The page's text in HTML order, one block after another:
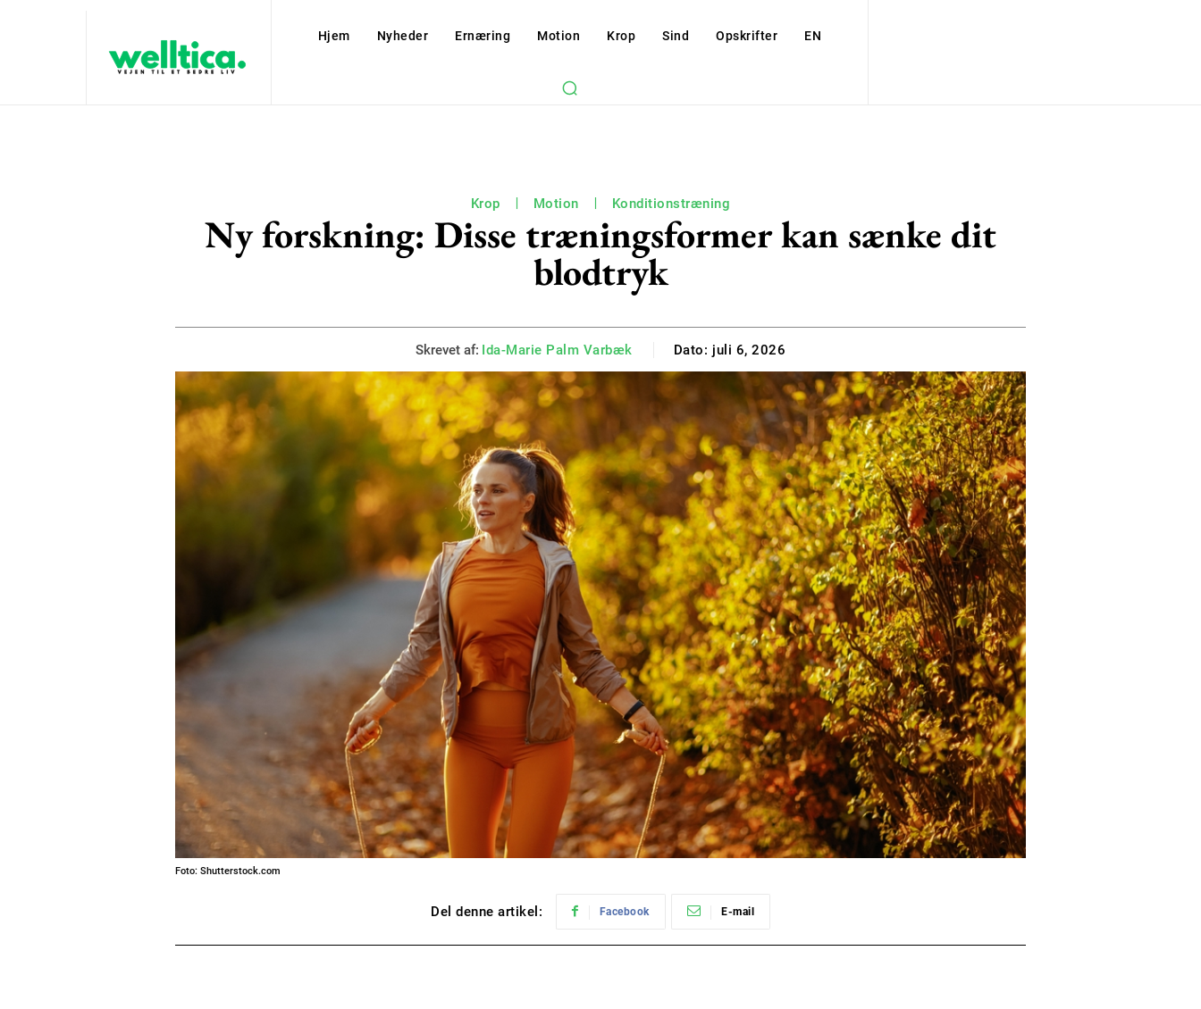
Hjem Nyheder Ernæring Motion Krop Sind Opskrifter EN
Krop Motion Konditionstræning
Ny forskning: Disse træningsformer kan sænke dit
blodtryk
Skrevet af: Ida-Marie Palm Varbæk Dato: juli 6, 2026
Foto: Shutterstock.com
Del denne artikel: Facebook E-mail